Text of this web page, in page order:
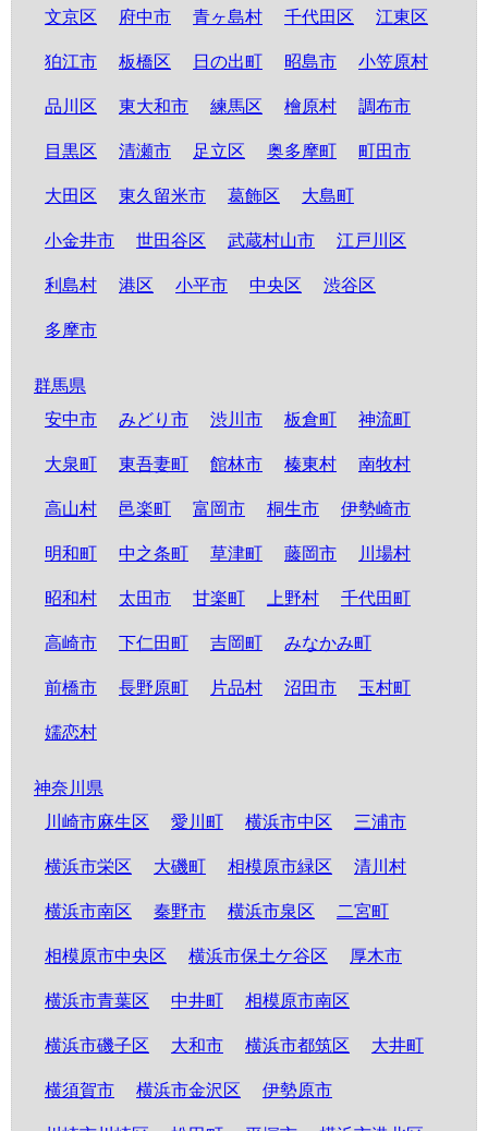
文京区 府中市 青ヶ島村 千代田区 江東区
狛江市 板橋区 日の出町 昭島市 小笠原村
品川区 東大和市 練馬区 檜原村 調布市
目黒区 清瀬市 足立区 奥多摩町 町田市
大田区 東久留米市 葛飾区 大島町
小金井市 世田谷区 武蔵村山市 江戸川区
利島村 港区 小平市 中央区 渋谷区
多摩市
群馬県
安中市
みどり市 渋川市 板倉町 神流町
大泉町 東吾妻町 館林市 榛東村 南牧村
高山村 邑楽町 富岡市 桐生市 伊勢崎市
明和町 中之条町 草津町 藤岡市 川場村
昭和村 太田市 甘楽町 上野村 千代田町
高崎市 下仁田町 吉岡町 みなかみ町
前橋市 長野原町 片品村 沼田市 玉村町
嬬恋村
神奈川県
川崎市麻生区
愛川町 横浜市中区 三浦市
横浜市栄区 大磯町 相模原市緑区 清川村
横浜市南区 秦野市 横浜市泉区 二宮町
相模原市中央区 横浜市保土ケ谷区 厚木市
横浜市青葉区 中井町 相模原市南区
横浜市磯子区 大和市 横浜市都筑区 大井町
横須賀市 横浜市金沢区 伊勢原市